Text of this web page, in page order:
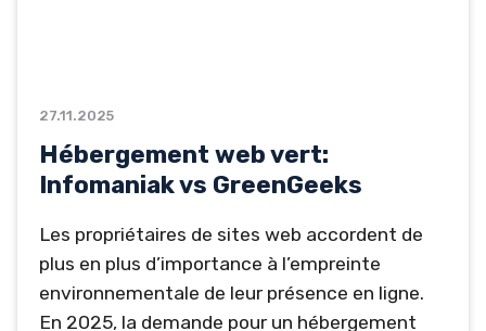
27.11.2025
Hébergement web vert:
Infomaniak vs GreenGeeks
Les propriétaires de sites web accordent de
plus en plus d’importance à l’empreinte
environnementale de leur présence en ligne.
En 2025, la demande pour un hébergement